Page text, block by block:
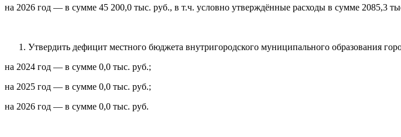
на 2026 год — в сумме 45 200,0 тыс. руб., в т.ч. условно утверждённые расходы в сумме 2085,3
Утвердить дефицит местного бюджета внутригородского муниципального образования
на 2024 год — в сумме 0,0 тыс. руб.;
на 2025 год — в сумме 0,0 тыс. руб.;
на 2026 год — в сумме 0,0 тыс. руб.